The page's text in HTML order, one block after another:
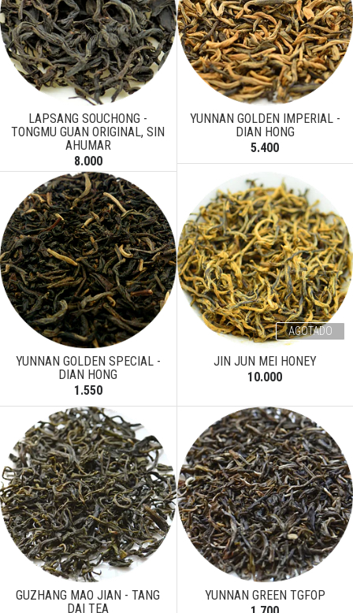
LAPSANG SOUCHONG -
TONGMU GUAN ORIGINAL, SIN
AHUMAR
8.000
YUNNAN GOLDEN IMPERIAL -
DIAN HONG
5.400
YUNNAN GOLDEN SPECIAL -
DIAN HONG
1.550
AGOTADO
JIN JUN MEI HONEY
10.000
GUZHANG MAO JIAN - TANG
DAI TEA
YUNNAN GREEN TGFOP